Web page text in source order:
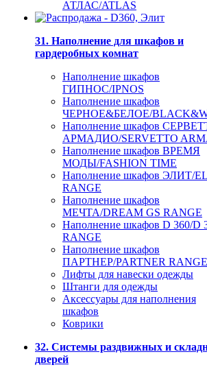
АТЛАС/ATLAS
31. Наполнение для шкафов и
гардеробных комнат
Наполнение шкафов
ГИПНОС/IPNOS
Наполнение шкафов
ЧЕРНОЕ&БЕЛОЕ/
Наполнение шкафов
АРМАДИО/SERVETTO
Наполнение шкафов ВРЕМЯ
МОДЫ/FASHION TIME
Наполнение шкафов ЭЛИТ/
RANGE
Наполнение шкафов
МЕЧТА/DREAM GS RANGE
Наполнение шкафов D 360/D
RANGE
Наполнение шкафов
ПАРТНЕР/PARTNER RANGE
Лифты для навески одежды
Штанги для одежды
Аксессуары для наполнения
шкафов
Коврики
32. Системы раздвижных и
дверей